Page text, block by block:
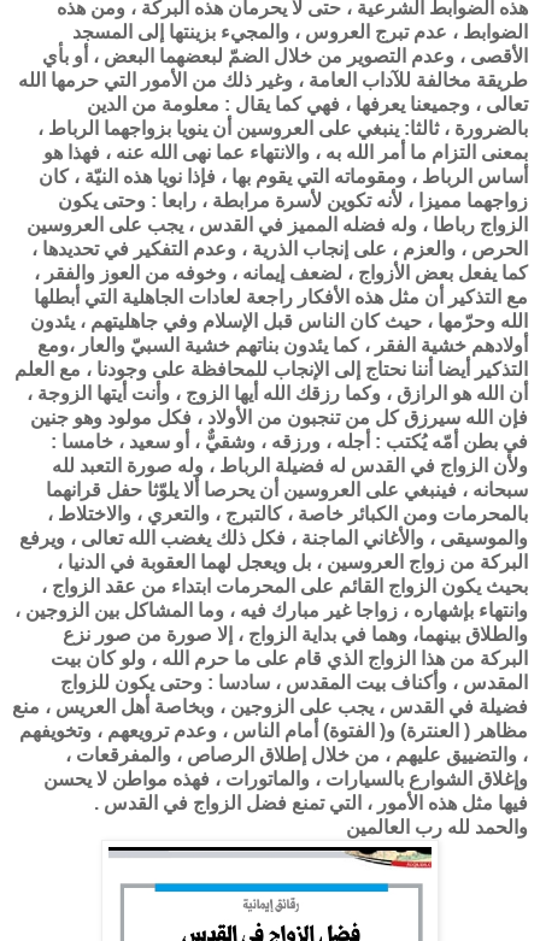
هذه الضوابط الشرعية ، حتى لا يحرمان هذه البركة ، ومن هذه
الضوابط ، عدم تبرج العروس ، والمجيء بزينتها إلى المسجد
الأقصى ، وعدم التصوير من خلال الضمّ لبعضهما البعض ، أو بأي
طريقة مخالفة للآداب العامة ، وغير ذلك من الأمور التي حرمها الله
تعالى ، وجميعنا يعرفها ، فهي كما يقال : معلومة من الدين
بالضرورة ، ثالثا: ينبغي على العروسين أن ينويا بزواجهما الرباط ،
بمعنى التزام ما أمر الله به ، والانتهاء عما نهى الله عنه ، فهذا هو
أساس الرباط ، ومقوماته التي يقوم بها ، فإذا نويا هذه النيّة ، كان
زواجهما مميزا ، لأنه تكوين لأسرة مرابطة ، رابعا : وحتى يكون
الزواج رباطا ، وله فضله المميز في القدس ، يجب على العروسين
الحرص ، والعزم ، على إنجاب الذرية ، وعدم التفكير في تحديدها ،
كما يفعل بعض الأزواج ، لضعف إيمانه ، وخوفه من العوز والفقر ،
مع التذكير أن مثل هذه الأفكار راجعة لعادات الجاهلية التي أبطلها
الله وحرّمها ، حيث كان الناس قبل الإسلام وفي جاهليتهم ، يئدون
أولادهم خشية الفقر ، كما يئدون بناتهم خشية السبيّ والعار ،ومع
التذكير أيضا أننا نحتاج إلى الإنجاب للمحافظة على وجودنا ، مع العلم
أن الله هو الرازق ، وكما رزقك الله أيها الزوج ، وأنت أيتها الزوجة ،
فإن الله سيرزق كل من تنجبون من الأولاد ، فكل مولود وهو جنين
في بطن أمّه يُكتب : أجله ، ورزقه ، وشقيٌّ ، أو سعيد ، خامسا :
ولأن الزواج في القدس له فضيلة الرباط ، وله صورة التعبد لله
سبحانه ، فينبغي على العروسين أن يحرصا ألا يلوّثا حفل قرانهما
بالمحرمات ومن الكبائر خاصة ، كالتبرج ، والتعري ، والاختلاط ،
والموسيقى ، والأغاني الماجنة ، فكل ذلك يغضب الله تعالى ، ويرفع
البركة من زواج العروسين ، بل ويعجل لهما العقوبة في الدنيا ،
بحيث يكون الزواج القائم على المحرمات ابتداء من عقد الزواج ،
وانتهاء بإشهاره ، زواجا غير مبارك فيه ، وما المشاكل بين الزوجين ،
والطلاق بينهما، وهما في بداية الزواج ، إلا صورة من صور نزع
البركة من هذا الزواج الذي قام على ما حرم الله ، ولو كان بيت
المقدس ، وأكناف بيت المقدس ، سادسا : وحتى يكون للزواج
فضيلة في القدس ، يجب على الزوجين ، وبخاصة أهل العريس ، منع
مظاهر ( العنترة) و( الفتوة) أمام الناس ، وعدم ترويعهم ، وتخويفهم
، والتضييق عليهم ، من خلال إطلاق الرصاص ، والمفرقعات ،
وإغلاق الشوارع بالسيارات ، والماتورات ، فهذه مواطن لا يحسن
فيها مثل هذه الأمور ، التي تمنع فضل الزواج في القدس .
والحمد لله رب العالمين